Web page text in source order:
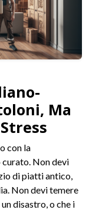
Ma
con la
Non devi
di piatti antico,
Non devi temere
disastro, o che i